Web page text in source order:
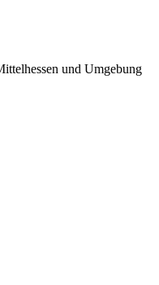
und Umgebung